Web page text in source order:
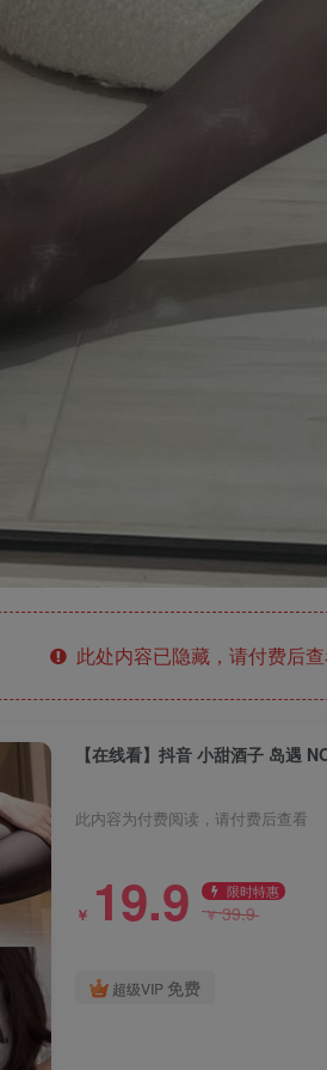
此处内容已隐藏，请付费后
【在线看】抖音 小甜酒子 岛遇
此内容为付费阅读，请付费后查看
￥ 19.9 限时特惠
￥39.9
超级VIP 免费